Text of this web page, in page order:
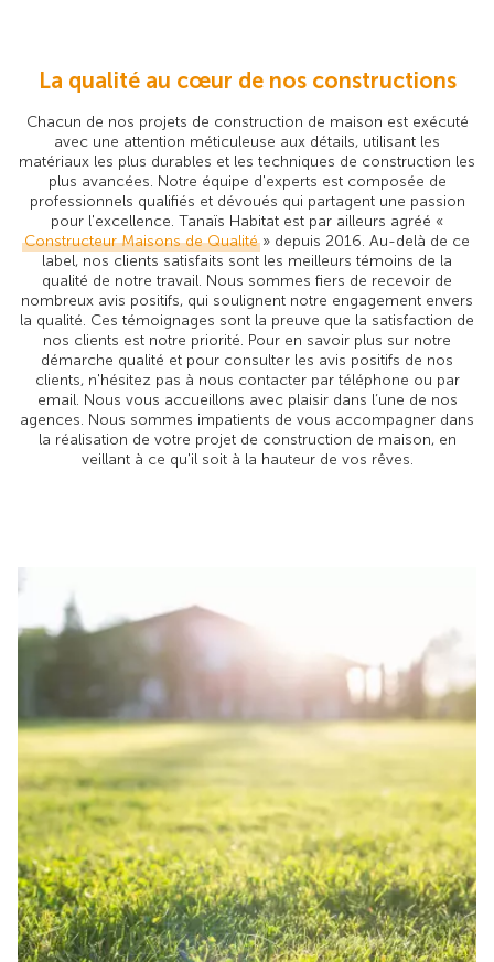
La qualité au cœur de nos constructions
Chacun de nos projets de construction de maison est exécuté
avec une attention méticuleuse aux détails, utilisant les
matériaux les plus durables et les techniques de construction les
plus avancées. Notre équipe d'experts est composée de
professionnels qualifiés et dévoués qui partagent une passion
pour l'excellence. Tanaïs Habitat est par ailleurs agréé «
Constructeur Maisons de Qualité» depuis 2016. Au-delà de ce
label, nos clients satisfaits sont les meilleurs témoins de la
qualité de notre travail. Nous sommes fiers de recevoir de
nombreux avis positifs, qui soulignent notre engagement envers
la qualité. Ces témoignages sont la preuve que la satisfaction de
nos clients est notre priorité. Pour en savoir plus sur notre
démarche qualité et pour consulter les avis positifs de nos
clients, n'hésitez pas à nous contacter par téléphone ou par
email. Nous vous accueillons avec plaisir dans l’une de nos
agences. Nous sommes impatients de vous accompagner dans
la réalisation de votre projet de construction de maison, en
veillant à ce qu'il soit à la hauteur de vos rêves.